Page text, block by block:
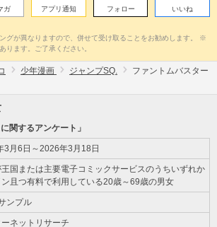
ガ アプリ通知 フォロー いいね
グが異なりますので、併せて受け取ることをお勧めします。 ※
ります。ご了承ください。
少年漫画 ジャンプSQ.
ファントムバスター
関するアンケート」
3月6日～2026年3月18日
王国または主要電子コミックサービスのうちいずれか
ン且つ有料で利用している20歳～69歳の男女
ンプル
ネットリサーチ